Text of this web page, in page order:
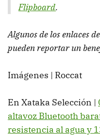
Flipboard.
Algunos de los enlaces
pueden reportar un
Imágenes | Roccat
En Xataka Selección |
altavoz Bluetooth
resistencia al agua y